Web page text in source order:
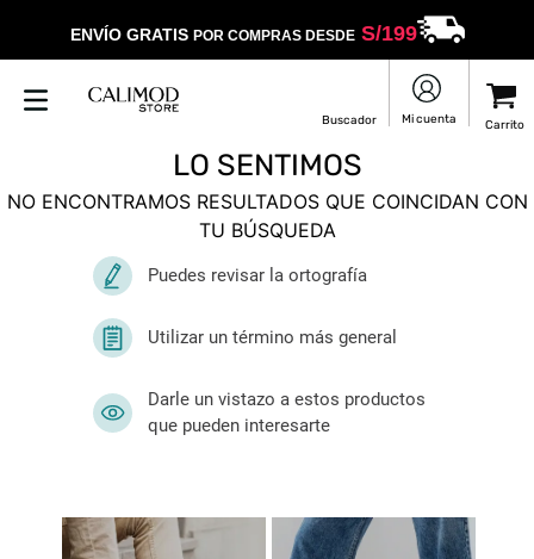
ENVÍO GRATIS POR COMPRAS DESDES/199
LO SENTIMOS
NO ENCONTRAMOS RESULTADOS QUE COINCIDAN CON
TU BÚSQUEDA
Puedes revisar la ortografía
Utilizar un término más general
Darle un vistazo a estos productos
que pueden interesarte